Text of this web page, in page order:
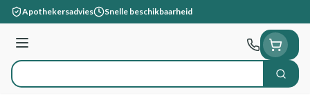
Ga naar de inhoud
Apothekersadvies Snelle beschikbaarheid
Menu
Product, merk, categorie... Zoek